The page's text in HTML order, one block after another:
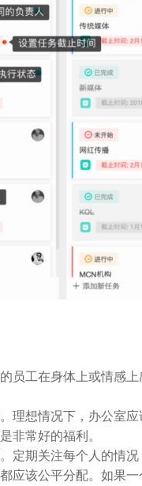
员工在身体上或情感
理想情况下，办公室
非常好的福利。
定期关注每个人的情
应该公平分配。如果